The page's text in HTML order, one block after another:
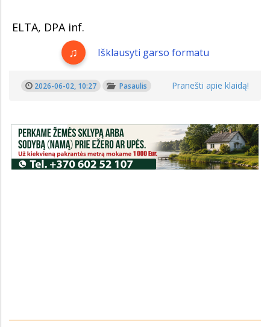
ELTA, DPA inf.
Išklausyti garso formatu
2026-06-02, 10:27 Pasaulis Pranešti apie klaidą!